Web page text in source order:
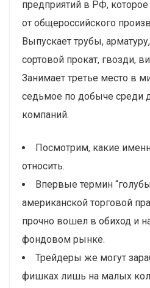
предприятий в РФ,
от общероссийского
Выпускает трубы,
сортовой прокат, гвозди,
Занимает третье место в
седьмое по добыче среди
компаний.
Посмотрим, какие
относить.
Впервые термин
американской торговой
прочно вошел в обиход и
фондовом рынке.
Трейдеры же могут
фишках лишь на малых